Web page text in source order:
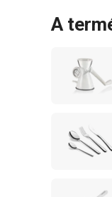
a kiváló
A